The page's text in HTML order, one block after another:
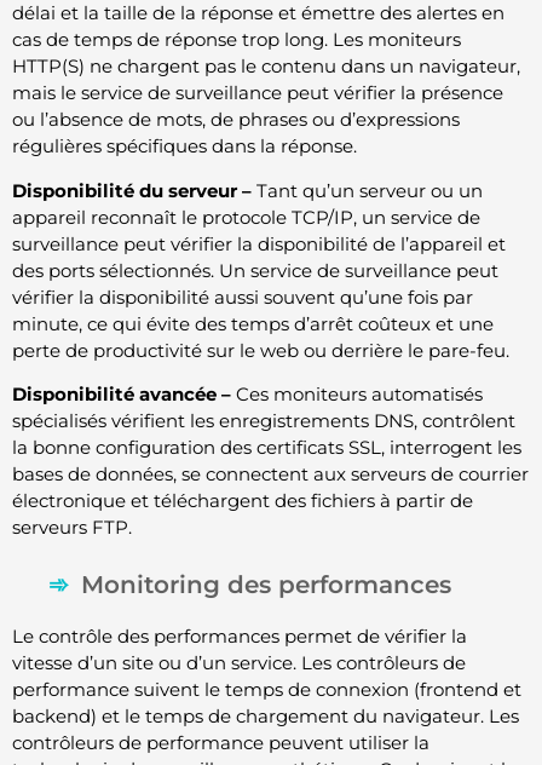
délai et la taille de la réponse et émettre des alertes en
cas de temps de réponse trop long. Les moniteurs
HTTP(S) ne chargent pas le contenu dans un navigateur,
mais le service de surveillance peut vérifier la présence
ou l’absence de mots, de phrases ou d’expressions
régulières spécifiques dans la réponse.
Disponibilité du serveur – Tant qu’un serveur ou un
appareil reconnaît le protocole TCP/IP, un service de
surveillance peut vérifier la disponibilité de l’appareil et
des ports sélectionnés. Un service de surveillance peut
vérifier la disponibilité aussi souvent qu’une fois par
minute, ce qui évite des temps d’arrêt coûteux et une
perte de productivité sur le web ou derrière le pare-feu.
Disponibilité avancée – Ces moniteurs automatisés
spécialisés vérifient les enregistrements DNS, contrôlent
la bonne configuration des certificats SSL, interrogent les
bases de données, se connectent aux serveurs de courrier
électronique et téléchargent des fichiers à partir de
serveurs FTP.
Monitoring des performances
Le contrôle des performances permet de vérifier la
vitesse d’un site ou d’un service. Les contrôleurs de
performance suivent le temps de connexion (frontend et
backend) et le temps de chargement du navigateur. Les
contrôleurs de performance peuvent utiliser la